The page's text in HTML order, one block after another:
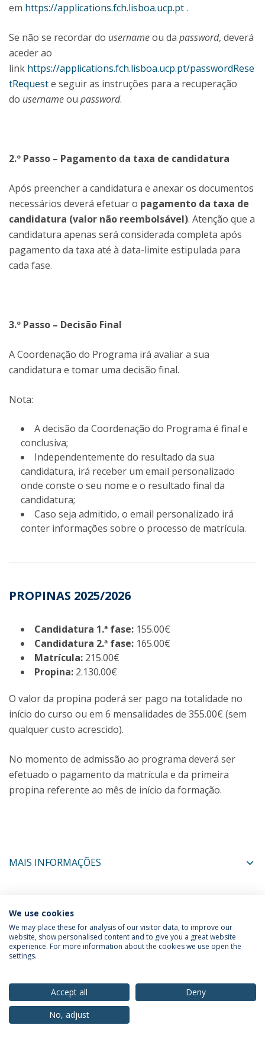
em https://applications.fch.lisboa.ucp.pt.
Se não se recordar do usernameou da password, deverá
aceder ao
link https://applications.fch.lisboa.ucp.pt/passwordRese
tRequeste seguir as instruções para a recuperação
do usernameou password.
2.º Passo – Pagamento da taxa de candidatura
Após preencher a candidatura e anexar os documentos
necessários deverá efetuar o pagamento da taxa de
candidatura (valor não reembolsável). Atenção que a
candidatura apenas será considerada completa após
pagamento da taxa até à data-limite estipulada para
cada fase.
3.º Passo – Decisão Final
A Coordenação do Programa irá avaliar a sua
candidatura e tomar uma decisão final.
Nota:
A decisão da Coordenação do Programa é final e
conclusiva;
Independentemente do resultado da sua
candidatura, irá receber um email personalizado
onde conste o seu nome e o resultado final da
candidatura;
Caso seja admitido, o email personalizado irá
conter informações sobre o processo de matrícula.
PROPINAS 2025/2026
Candidatura 1.ª fase: 155.00€
Candidatura 2.ª fase: 165.00€
Matrícula: 215.00€
Propina: 2.130.00€
O valor da propina poderá ser pago na totalidade no
início do curso ou em 6 mensalidades de 355.00€ (sem
qualquer custo acrescido).
No momento de admissão ao programa deverá ser
efetuado o pagamento da matrícula e da primeira
propina referente ao mês de início da formação.
MAIS INFORMAÇÕES
COORDENADORES
Política de Privacidade
Termos & Condições
© 2026 Universidade Católica Portuguesa
We use cookies
We may place these for analysis of our visitor data, to improve our
website, show personalised content and to give you a great website
experience. For more information about the cookies we use open the
settings.
Accept all
Deny
No, adjust